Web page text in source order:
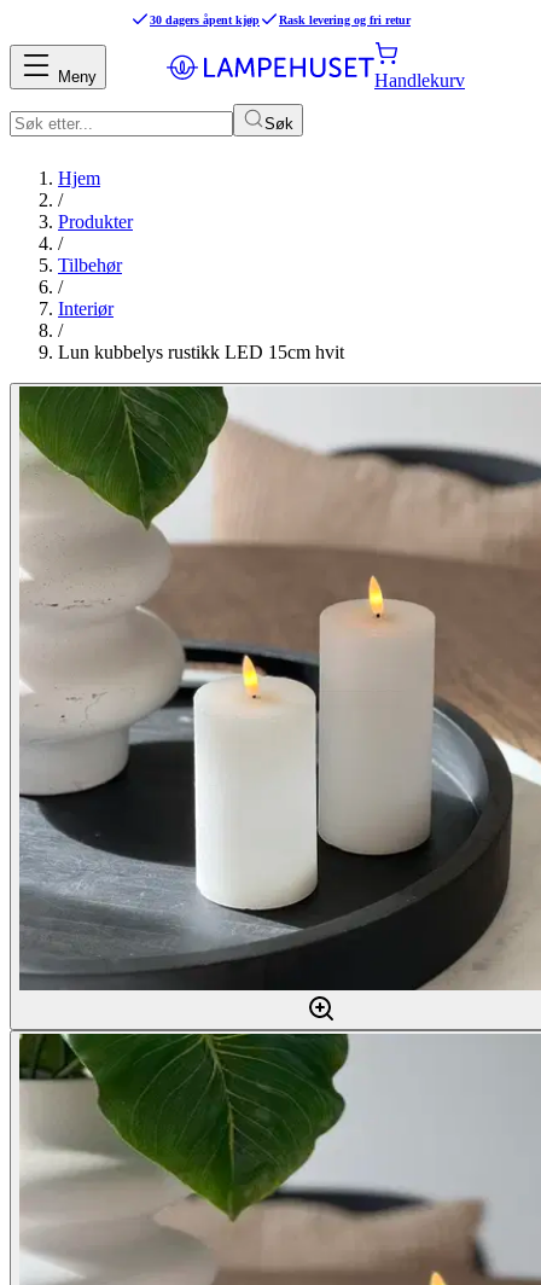
30 dagers åpent kjøp Rask levering og fri retur
Søk
Handlekurv
Meny
Hjem
/
Produkter
/
Tilbehør
/
Interiør
/
Lun kubbelys rustikk LED 15cm hvit